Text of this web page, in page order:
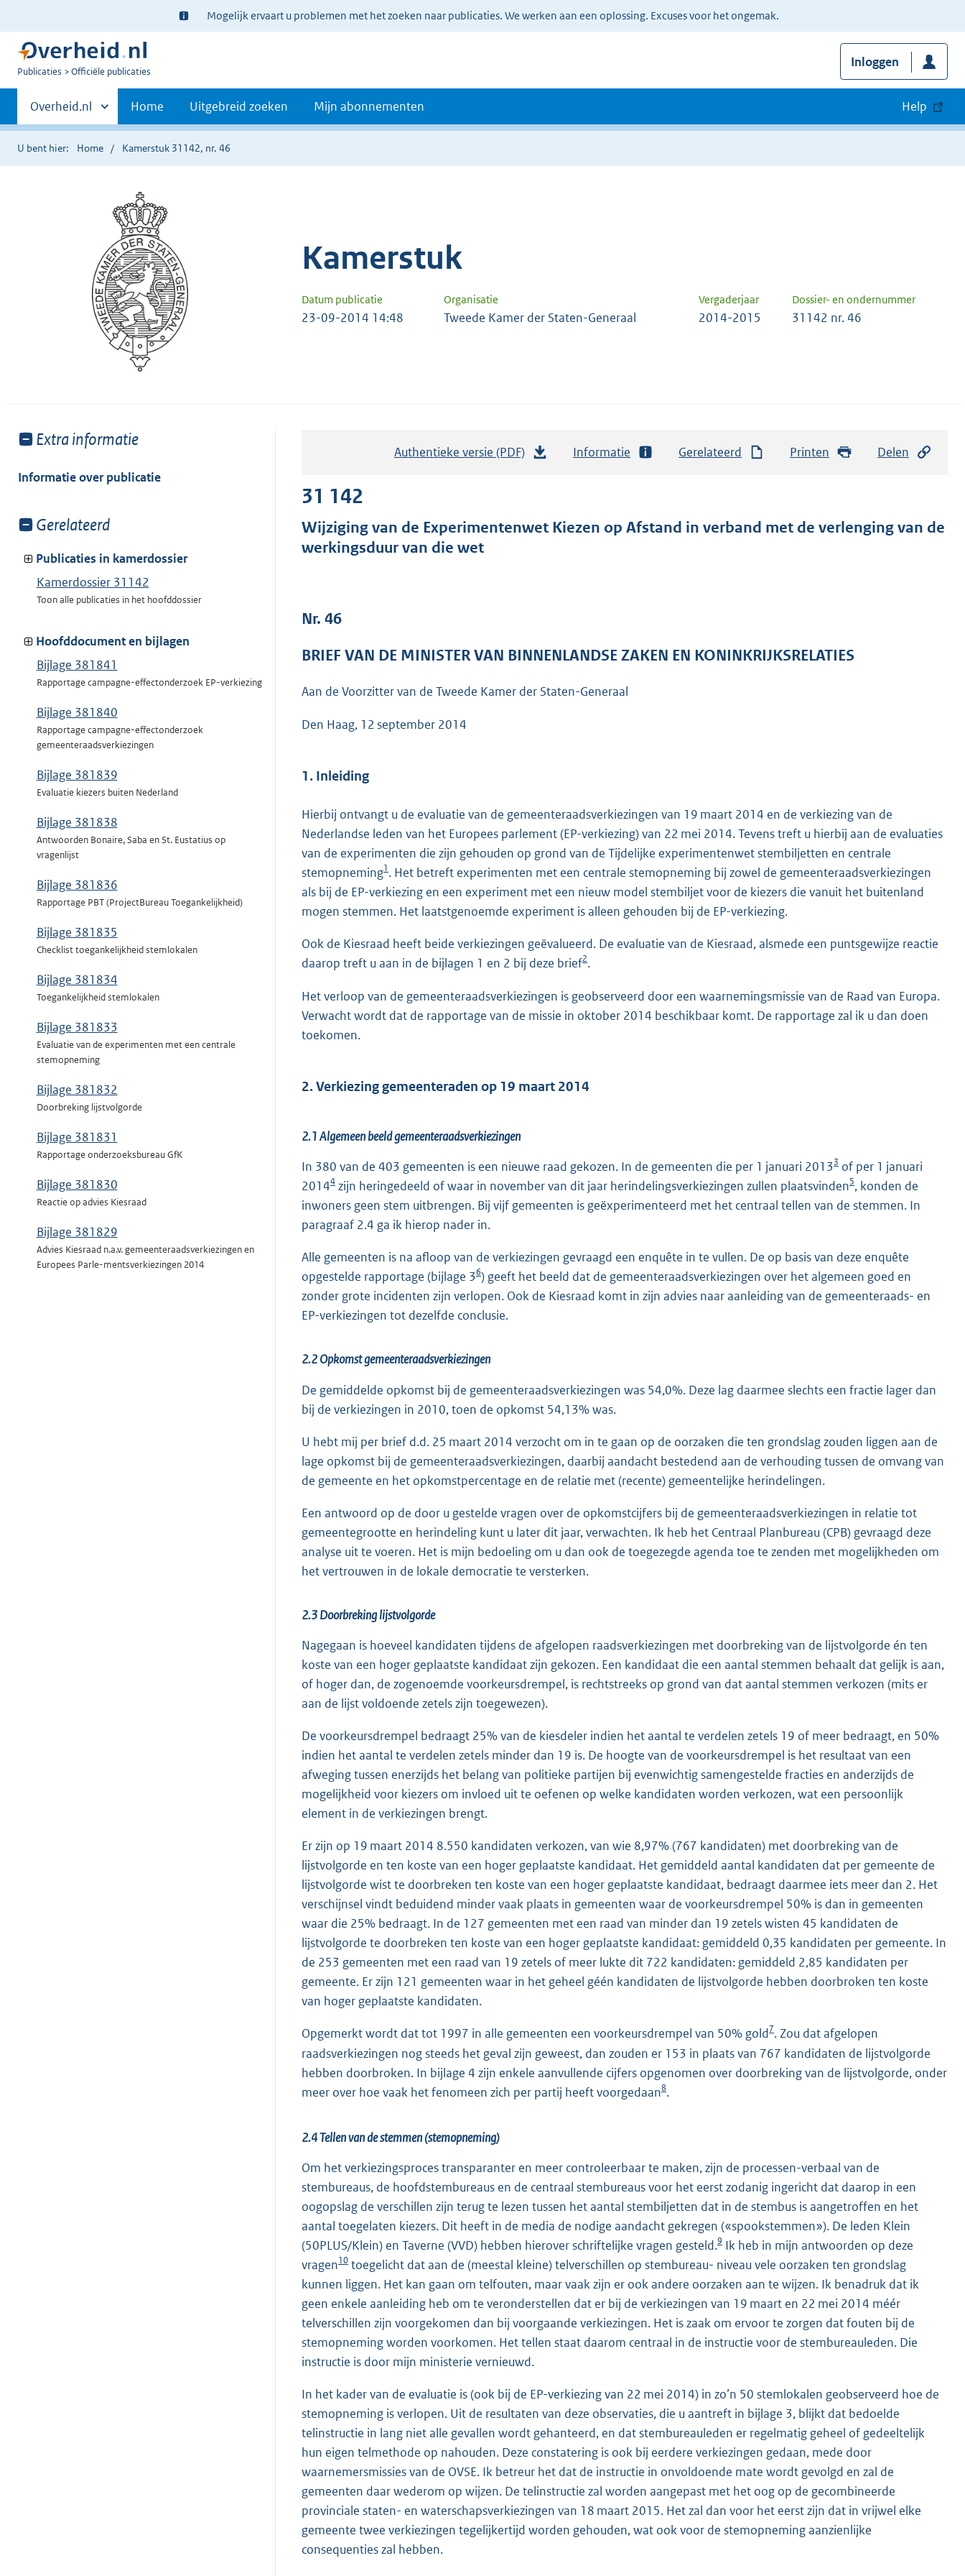
Ter
informatie:
Mogelijk ervaart u problemen met het zoeken naar publicaties. We werken aan een oplossing. Excuses voor het ongemak.
U
Publicaties Officiële publicaties
Inloggen
Primaire
navigatie
Andere
sites
binnen
Overheid.nl Home Uitgebreid zoeken Mijn abonnementen Help
U bent hier: Home Kamerstuk 31142, nr. 46
Kamerstuk
Datum publicatie Organisatie Vergaderjaar Dossier- en ondernummer
23-09-2014 14:48 Tweede Kamer der Staten-Generaal 2014-2015 31142 nr. 46
Toon
van:
Extra informatie
Informatie over publicatie
Toon
van:
Gerelateerd
Publicaties in kamerdossier
Kamerdossier 31142
Toon alle publicaties in het hoofddossier
Hoofddocument en bijlagen
Bijlage 381841
Rapportage campagne-effectonderzoek EP-verkiezing
Bijlage 381840
Rapportage campagne-effectonderzoek
gemeenteraadsverkiezingen
Bijlage 381839
Evaluatie kiezers buiten Nederland
Bijlage 381838
Antwoorden Bonaire, Saba en St. Eustatius op
vragenlijst
Bijlage 381836
Rapportage PBT (ProjectBureau Toegankelijkheid)
Bijlage 381835
Checklist toegankelijkheid stemlokalen
Bijlage 381834
Toegankelijkheid stemlokalen
Bijlage 381833
Evaluatie van de experimenten met een centrale
stemopneming
Bijlage 381832
Doorbreking lijstvolgorde
Bijlage 381831
Rapportage onderzoeksbureau GfK
Bijlage 381830
Reactie op advies Kiesraad
Bijlage 381829
Advies Kiesraad n.a.v. gemeenteraadsverkiezingen en
Europees Parle-mentsverkiezingen 2014
Authentieke versie (PDF)
a
o
o
t
b
Informatie Gerelateerd Printen Delen
31 142
Wijziging van de Experimentenwet Kiezen op Afstand in verband met de verlenging van de
werkingsduur van die wet
Nr. 46
BRIEF VAN DE MINISTER VAN BINNENLANDSE ZAKEN EN KONINKRIJKSRELATIES
Aan de Voorzitter van de Tweede Kamer der Staten-Generaal
Den Haag, 12 september 2014
1. Inleiding
Hierbij ontvangt u de evaluatie van de gemeenteraadsverkiezingen van 19 maart 2014 en de verkiezing van de
Nederlandse leden van het Europees parlement (EP-verkiezing) van 22 mei 2014. Tevens treft u hierbij aan de evaluaties
van de experimenten die zijn gehouden op grond van de Tijdelijke experimentenwet stembiljetten en centrale
stemopneming1. Het betreft experimenten met een centrale stemopneming bij zowel de gemeenteraadsverkiezingen
als bij de EP-verkiezing en een experiment met een nieuw model stembiljet voor de kiezers die vanuit het buitenland
mogen stemmen. Het laatstgenoemde experiment is alleen gehouden bij de EP-verkiezing.
Ook de Kiesraad heeft beide verkiezingen geëvalueerd. De evaluatie van de Kiesraad, alsmede een puntsgewijze reactie
daarop treft u aan in de bijlagen 1 en 2 bij deze brief2.
Het verloop van de gemeenteraadsverkiezingen is geobserveerd door een waarnemingsmissie van de Raad van Europa.
Verwacht wordt dat de rapportage van de missie in oktober 2014 beschikbaar komt. De rapportage zal ik u dan doen
toekomen.
2. Verkiezing gemeenteraden op 19 maart 2014
2.1 Algemeen beeld gemeenteraadsverkiezingen
In 380 van de 403 gemeenten is een nieuwe raad gekozen. In de gemeenten die per 1 januari 20133 of per 1 januari
20144 zijn heringedeeld of waar in november van dit jaar herindelingsverkiezingen zullen plaatsvinden5, konden de
inwoners geen stem uitbrengen. Bij vijf gemeenten is geëxperimenteerd met het centraal tellen van de stemmen. In
paragraaf 2.4 ga ik hierop nader in.
Alle gemeenten is na afloop van de verkiezingen gevraagd een enquête in te vullen. De op basis van deze enquête
opgestelde rapportage (bijlage 36) geeft het beeld dat de gemeenteraadsverkiezingen over het algemeen goed en
zonder grote incidenten zijn verlopen. Ook de Kiesraad komt in zijn advies naar aanleiding van de gemeenteraads- en
EP-verkiezingen tot dezelfde conclusie.
2.2 Opkomst gemeenteraadsverkiezingen
De gemiddelde opkomst bij de gemeenteraadsverkiezingen was 54,0%. Deze lag daarmee slechts een fractie lager dan
bij de verkiezingen in 2010, toen de opkomst 54,13% was.
U hebt mij per brief d.d. 25 maart 2014 verzocht om in te gaan op de oorzaken die ten grondslag zouden liggen aan de
lage opkomst bij de gemeenteraadsverkiezingen, daarbij aandacht bestedend aan de verhouding tussen de omvang van
de gemeente en het opkomstpercentage en de relatie met (recente) gemeentelijke herindelingen.
Een antwoord op de door u gestelde vragen over de opkomstcijfers bij de gemeenteraadsverkiezingen in relatie tot
gemeentegrootte en herindeling kunt u later dit jaar, verwachten. Ik heb het Centraal Planbureau (CPB) gevraagd deze
analyse uit te voeren. Het is mijn bedoeling om u dan ook de toegezegde agenda toe te zenden met mogelijkheden om
het vertrouwen in de lokale democratie te versterken.
2.3 Doorbreking lijstvolgorde
Nagegaan is hoeveel kandidaten tijdens de afgelopen raadsverkiezingen met doorbreking van de lijstvolgorde én ten
koste van een hoger geplaatste kandidaat zijn gekozen. Een kandidaat die een aantal stemmen behaalt dat gelijk is aan,
of hoger dan, de zogenoemde voorkeursdrempel, is rechtstreeks op grond van dat aantal stemmen verkozen (mits er
aan de lijst voldoende zetels zijn toegewezen).
De voorkeursdrempel bedraagt 25% van de kiesdeler indien het aantal te verdelen zetels 19 of meer bedraagt, en 50%
indien het aantal te verdelen zetels minder dan 19 is. De hoogte van de voorkeursdrempel is het resultaat van een
afweging tussen enerzijds het belang van politieke partijen bij evenwichtig samengestelde fracties en anderzijds de
mogelijkheid voor kiezers om invloed uit te oefenen op welke kandidaten worden verkozen, wat een persoonlijk
element in de verkiezingen brengt.
Er zijn op 19 maart 2014 8.550 kandidaten verkozen, van wie 8,97% (767 kandidaten) met doorbreking van de
lijstvolgorde en ten koste van een hoger geplaatste kandidaat. Het gemiddeld aantal kandidaten dat per gemeente de
lijstvolgorde wist te doorbreken ten koste van een hoger geplaatste kandidaat, bedraagt daarmee iets meer dan 2. Het
verschijnsel vindt beduidend minder vaak plaats in gemeenten waar de voorkeursdrempel 50% is dan in gemeenten
waar die 25% bedraagt. In de 127 gemeenten met een raad van minder dan 19 zetels wisten 45 kandidaten de
lijstvolgorde te doorbreken ten koste van een hoger geplaatste kandidaat: gemiddeld 0,35 kandidaten per gemeente. In
de 253 gemeenten met een raad van 19 zetels of meer lukte dit 722 kandidaten: gemiddeld 2,85 kandidaten per
gemeente. Er zijn 121 gemeenten waar in het geheel géén kandidaten de lijstvolgorde hebben doorbroken ten koste
van hoger geplaatste kandidaten.
Opgemerkt wordt dat tot 1997 in alle gemeenten een voorkeursdrempel van 50% gold7. Zou dat afgelopen
raadsverkiezingen nog steeds het geval zijn geweest, dan zouden er 153 in plaats van 767 kandidaten de lijstvolgorde
hebben doorbroken. In bijlage 4 zijn enkele aanvullende cijfers opgenomen over doorbreking van de lijstvolgorde, onder
meer over hoe vaak het fenomeen zich per partij heeft voorgedaan8.
2.4 Tellen van de stemmen (stemopneming)
Om het verkiezingsproces transparanter en meer controleerbaar te maken, zijn de processen-verbaal van de
stembureaus, de hoofdstembureaus en de centraal stembureaus voor het eerst zodanig ingericht dat daarop in een
oogopslag de verschillen zijn terug te lezen tussen het aantal stembiljetten dat in de stembus is aangetroffen en het
aantal toegelaten kiezers. Dit heeft in de media de nodige aandacht gekregen («spookstemmen»). De leden Klein
(50PLUS/Klein) en Taverne (VVD) hebben hierover schriftelijke vragen gesteld.9 Ik heb in mijn antwoorden op deze
vragen10 toegelicht dat aan de (meestal kleine) telverschillen op stembureau- niveau vele oorzaken ten grondslag
kunnen liggen. Het kan gaan om telfouten, maar vaak zijn er ook andere oorzaken aan te wijzen. Ik benadruk dat ik
geen enkele aanleiding heb om te veronderstellen dat er bij de verkiezingen van 19 maart en 22 mei 2014 méér
telverschillen zijn voorgekomen dan bij voorgaande verkiezingen. Het is zaak om ervoor te zorgen dat fouten bij de
stemopneming worden voorkomen. Het tellen staat daarom centraal in de instructie voor de stembureauleden. Die
instructie is door mijn ministerie vernieuwd.
In het kader van de evaluatie is (ook bij de EP-verkiezing van 22 mei 2014) in zo’n 50 stemlokalen geobserveerd hoe de
stemopneming is verlopen. Uit de resultaten van deze observaties, die u aantreft in bijlage 3, blijkt dat bedoelde
telinstructie in lang niet alle gevallen wordt gehanteerd, en dat stembureauleden er regelmatig geheel of gedeeltelijk
hun eigen telmethode op nahouden. Deze constatering is ook bij eerdere verkiezingen gedaan, mede door
waarnemersmissies van de OVSE. Ik betreur het dat de instructie in onvoldoende mate wordt gevolgd en zal de
gemeenten daar wederom op wijzen. De telinstructie zal worden aangepast met het oog op de gecombineerde
provinciale staten- en waterschapsverkiezingen van 18 maart 2015. Het zal dan voor het eerst zijn dat in vrijwel elke
gemeente twee verkiezingen tegelijkertijd worden gehouden, wat ook voor de stemopneming aanzienlijke
consequenties zal hebben.